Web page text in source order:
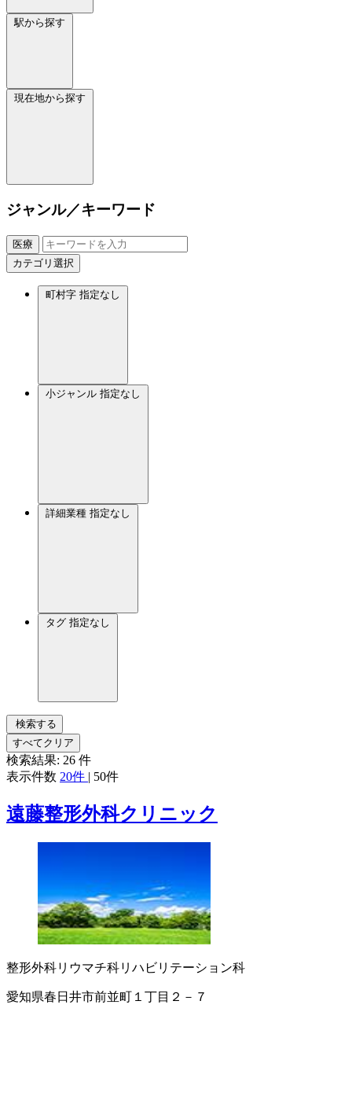
駅から探す
現在地から探す
ジャンル／キーワード
医療
カテゴリ選択
町村字 指定なし
小ジャンル 指定なし
詳細業種 指定なし
タグ 指定なし
検索する
すべてクリア
検索結果: 26 件
表示件数 20件 | 50件
遠藤整形外科クリニック
整形外科リウマチ科リハビリテーション科
愛知県春日井市前並町１丁目２－７